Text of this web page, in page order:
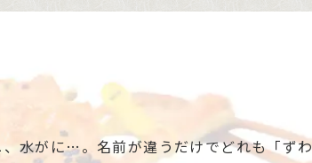
水がに…。名前が違うだけでどれも「ず